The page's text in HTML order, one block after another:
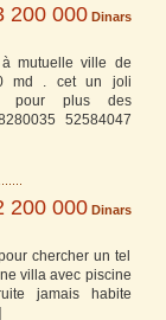
200 000 Dinars
mutuelle ville de
md . cet un joli
pour plus des
52584047
200 000 Dinars
chercher un tel
villa avec piscine
jamais habite